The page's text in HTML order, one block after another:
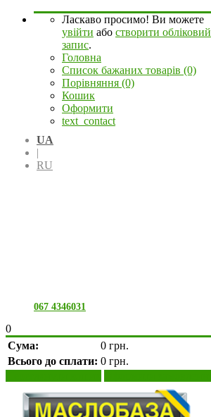
Ласкаво просимо! Ви можете
увійти або створити обліковий
запис.
Головна
Список бажаних товарів (0)
Порівняння (0)
Кошик
Оформити
text_contact
UA
|
RU
067 4346031
0
Сума:
0 грн.
Всього до сплати: 0 грн.